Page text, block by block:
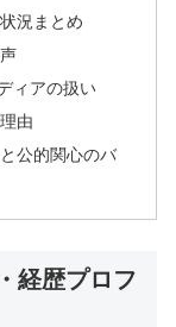
況まとめ
ィアの扱い
由
公的関心のバ
経歴プロフ